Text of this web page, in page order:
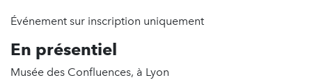
Événement sur inscription uniquement
En présentiel
Musée des Confluences, à Lyon